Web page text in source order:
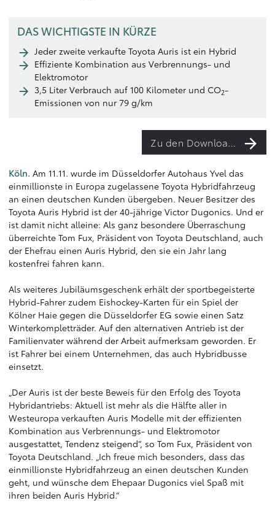
DAS WICHTIGSTE IN KÜRZE
Jeder zweite verkaufte Toyota Auris ist ein Hybrid
Effiziente Kombination aus Verbrennungs- und
Elektromotor
3,5 Liter Verbrauch auf 100 Kilometer und CO2-
Emissionen von nur 79 g/km
Zu den Downloads
Köln. Am 11.11. wurde im Düsseldorfer Autohaus Yvel das
einmillionste in Europa zugelassene Toyota Hybridfahrzeug
an einen deutschen Kunden übergeben. Neuer Besitzer des
Toyota Auris Hybrid ist der 40-jährige Victor Dugonics. Und er
ist damit nicht alleine: Als ganz besondere Überraschung
überreichte Tom Fux, Präsident von Toyota Deutschland, auch
der Ehefrau einen Auris Hybrid, den sie ein Jahr lang
kostenfrei fahren kann.
Als weiteres Jubiläumsgeschenk erhält der sportbegeisterte
Hybrid-Fahrer zudem Eishockey-Karten für ein Spiel der
Kölner Haie gegen die Düsseldorfer EG sowie einen Satz
Winterkompletträder. Auf den alternativen Antrieb ist der
Familienvater während der Arbeit aufmerksam geworden. Er
ist Fahrer bei einem Unternehmen, das auch Hybridbusse
einsetzt.
„Der Auris ist der beste Beweis für den Erfolg des Toyota
Hybridantriebs: Aktuell ist mehr als die Hälfte aller in
Westeuropa verkauften Auris Modelle mit der effizienten
Kombination aus Verbrennungs- und Elektromotor
ausgestattet, Tendenz steigend“, so Tom Fux, Präsident von
Toyota Deutschland. „Ich freue mich besonders, dass das
einmillionste Hybridfahrzeug an einen deutschen Kunden
geht, und wünsche dem Ehepaar Dugonics viel Spaß mit
ihren beiden Auris Hybrid.“